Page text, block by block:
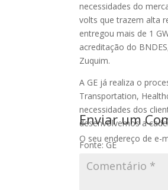
necessidades do
volts que trazem alta
entregou mais de 1
acreditação do
Zuquim.
A GE já realiza o
Transportation,
necessidades dos
desenvolvemos a
Fonte: GE
Enviar um
O seu endereço de e-